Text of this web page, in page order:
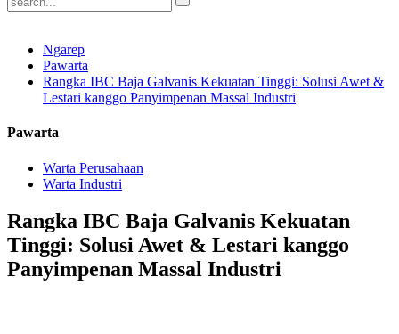
Ngarep
Pawarta
Rangka IBC Baja Galvanis Kekuatan Tinggi: Solusi Awet &
Lestari kanggo Panyimpenan Massal Industri
Pawarta
Warta Perusahaan
Warta Industri
Rangka IBC Baja Galvanis Kekuatan
Tinggi: Solusi Awet & Lestari kanggo
Panyimpenan Massal Industri